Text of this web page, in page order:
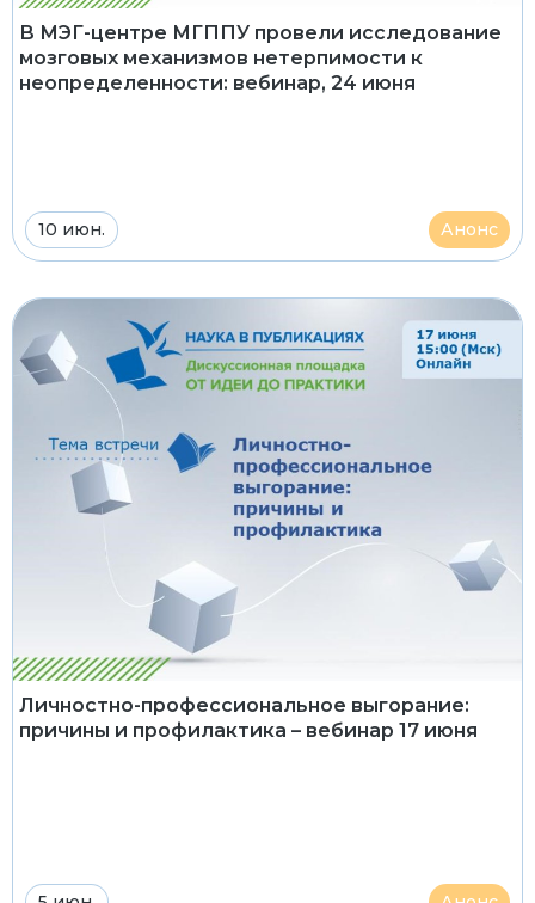
В МЭГ-центре МГППУ провели исследование
мозговых механизмов нетерпимости к
неопределенности: вебинар, 24 июня
10 июн. Анонс
Личностно-профессиональное выгорание:
причины и профилактика – вебинар 17 июня